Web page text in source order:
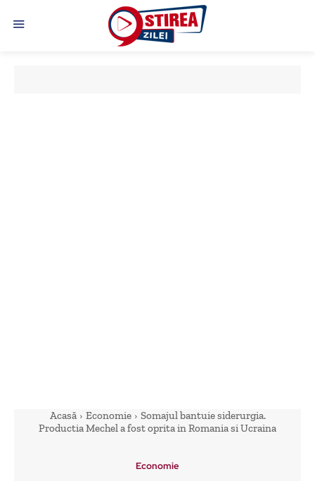
Acasă Economie
Somajul bantuie siderurgia.
Productia Mechel a fost oprita in Romania si Ucraina
Economie